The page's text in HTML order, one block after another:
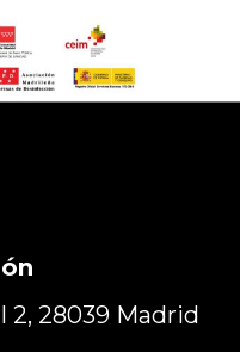
2, 28039 Madrid